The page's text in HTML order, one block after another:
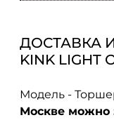
ДОСТАВКА
KINK LIGHT
Модель -
Москве можно